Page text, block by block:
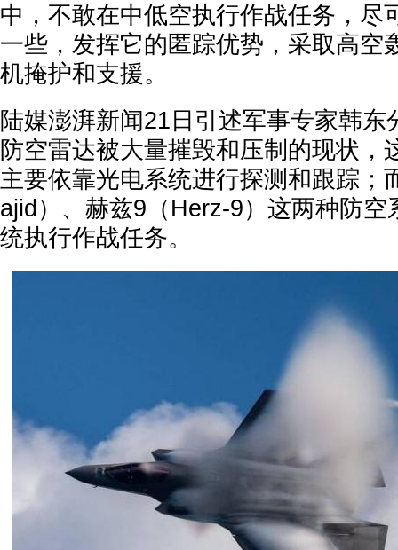
中，不敢在中低空执行作战任务，尽
一些，发挥它的匿踪优势，采取高空
机掩护和支援。
陆媒澎湃新闻21日引述军事专家韩东
防空雷达被大量摧毁和压制的现状，
主要依靠光电系统进行探测和跟踪；
ajid）、赫兹9（Herz-9）这两种防空
统执行作战任务。